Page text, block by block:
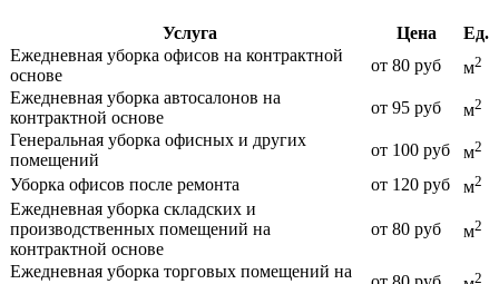
Услуга Цена
Ед.
Ежедневная уборка офисов на контрактной
основе
от 80 руб м2
Ежедневная уборка автосалонов на
контрактной основе
от 95 руб м2
Генеральная уборка офисных и других
помещений
от 100 руб м2
Уборка офисов после ремонта от 120 руб м2
Ежедневная уборка складских и
производственных помещений на
контрактной основе
от 80 руб м2
Ежедневная уборка торговых помещений на
2